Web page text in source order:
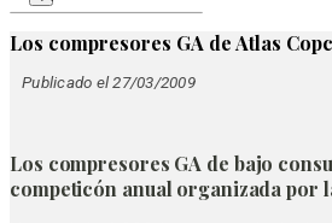
Los compresores GA de Atlas
Publicado el 27/03/2009
Los compresores GA de bajo
competicón anual organizada por